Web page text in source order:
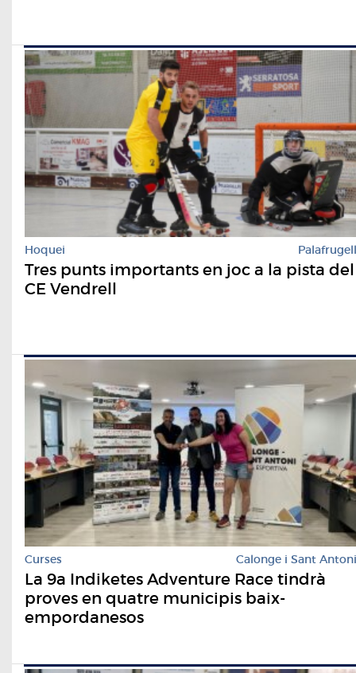
Hoquei Palafrugell
Tres punts importants en joc a la pista del
CE Vendrell
Curses Calonge i Sant Antoni
La 9a Indiketes Adventure Race tindrà
proves en quatre municipis baix-
empordanesos